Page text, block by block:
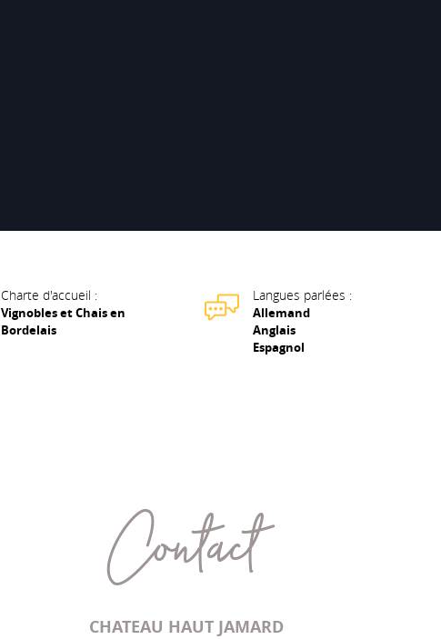
Charte d'accueil :
Vignobles et Chais en
Bordelais
Langues parlées :
Allemand
Anglais
Espagnol
Contact
CHATEAU HAUT JAMARD